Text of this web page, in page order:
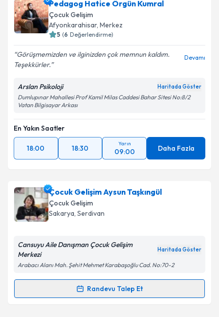
E-posta Adresiniz
Kişisel verilerimin işlenmesine ilişkin
kapsamda işlenmesini kabul ediyorum.
Takvim Talebini Gönder
Pedagog Hatice Örgün Kumral
Çocuk Gelişim
Afyonkarahisar, Merkez
5 (6 Değerlendirme)
Görüşmemizden ve ilginizden çok memnun kaldım.
Teşekkürler.
Devamı
Arslan Psikoloji Haritada Göster
Dumlupınar Mahallesi Prof Kamil Milas Caddesi Bahar Sitesi No:8/2
Vatan Bilgisayar Arkası
En Yakın Saatler
18:00 18:30
Yarın
09:00 Daha Fazla
Çocuk Gelişim Aysun Taşkıngül
Çocuk Gelişim
Sakarya, Serdivan
Cansuyu Aile Danışman Çocuk Gelişim
Merkezi
Haritada Göster
Arabacı Alanı Mah. Şehit Mehmet Karabaşoğlu Cad. No:70-2
Randevu Talep Et
Randevu Takvimi Talebi